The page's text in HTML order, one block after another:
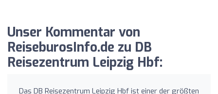
Unser Kommentar von
ReiseburosInfo.de zu DB
Reisezentrum Leipzig Hbf:
Das DB Reisezentrum Leipzig Hbf ist einer der größten